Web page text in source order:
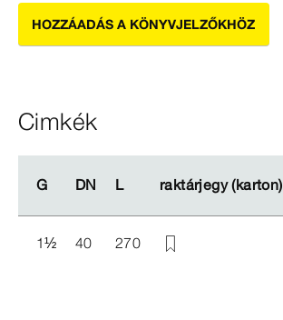
HOZZÁADÁS A KÖNYVJELZŐKHÖZ
Cimkék
G DN L raktárjegy (karton)
G DN L raktárjegy (karton)
1½ 40 270